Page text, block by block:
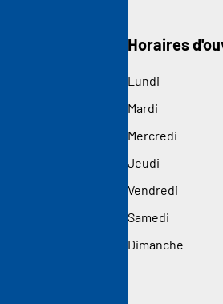
Horaires
Lundi
Mardi
Mercredi
Jeudi
Vendredi
Samedi
Dimanche